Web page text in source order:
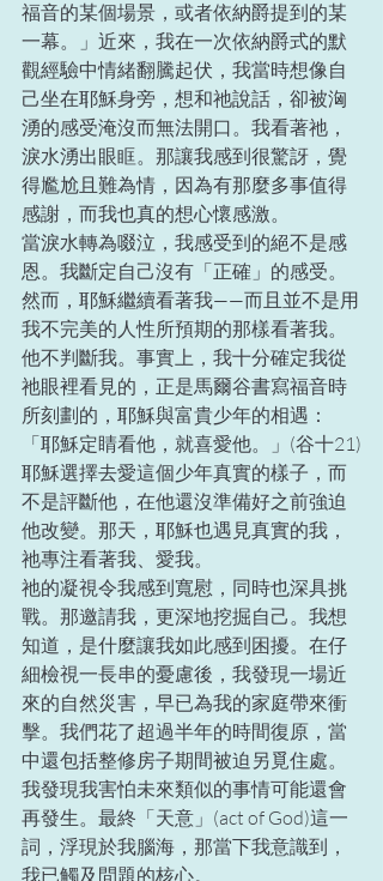
福音的某個場景，或者依納爵提到的某
一幕。」近來，我在一次依納爵式的默
觀經驗中情緒翻騰起伏，我當時想像自
己坐在耶穌身旁，想和祂說話，卻被洶
湧的感受淹沒而無法開口。我看著祂，
淚水湧出眼眶。那讓我感到很驚訝，覺
得尷尬且難為情，因為有那麼多事值得
感謝，而我也真的想心懷感激。
當淚水轉為啜泣，我感受到的絕不是感
恩。我斷定自己沒有「正確」的感受。
然而，耶穌繼續看著我——而且並不是用
我不完美的人性所預期的那樣看著我。
他不判斷我。事實上，我十分確定我從
祂眼裡看見的，正是馬爾谷書寫福音時
所刻劃的，耶穌與富貴少年的相遇：
「耶穌定睛看他，就喜愛他。」(谷十21)
耶穌選擇去愛這個少年真實的樣子，而
不是評斷他，在他還沒準備好之前強迫
他改變。那天，耶穌也遇見真實的我，
祂專注看著我、愛我。
祂的凝視令我感到寬慰，同時也深具挑
戰。那邀請我，更深地挖掘自己。我想
知道，是什麼讓我如此感到困擾。在仔
細檢視一長串的憂慮後，我發現一場近
來的自然災害，早已為我的家庭帶來衝
擊。我們花了超過半年的時間復原，當
中還包括整修房子期間被迫另覓住處。
我發現我害怕未來類似的事情可能還會
再發生。最終「天意」(act of God)這一
詞，浮現於我腦海，那當下我意識到，
我已觸及問題的核心。